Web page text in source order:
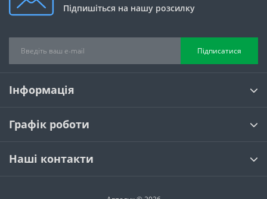
Підпишіться на нашу розсилку
Підписатися
Інформація
Графік роботи
Наші контакти